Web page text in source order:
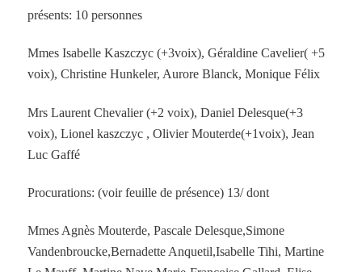
présents: 10 personnes
Mmes Isabelle Kaszczyc (+3voix), Géraldine Cavelier( +5
voix), Christine Hunkeler, Aurore Blanck, Monique Félix
Mrs Laurent Chevalier (+2 voix), Daniel Delesque(+3
voix), Lionel kaszczyc , Olivier Mouterde(+1voix), Jean
Luc Gaffé
Procurations: (voir feuille de présence) 13/ dont
Mmes Agnès Mouterde, Pascale Delesque,Simone
Vandenbroucke,Bernadette Anquetil,Isabelle Tihi, Martine